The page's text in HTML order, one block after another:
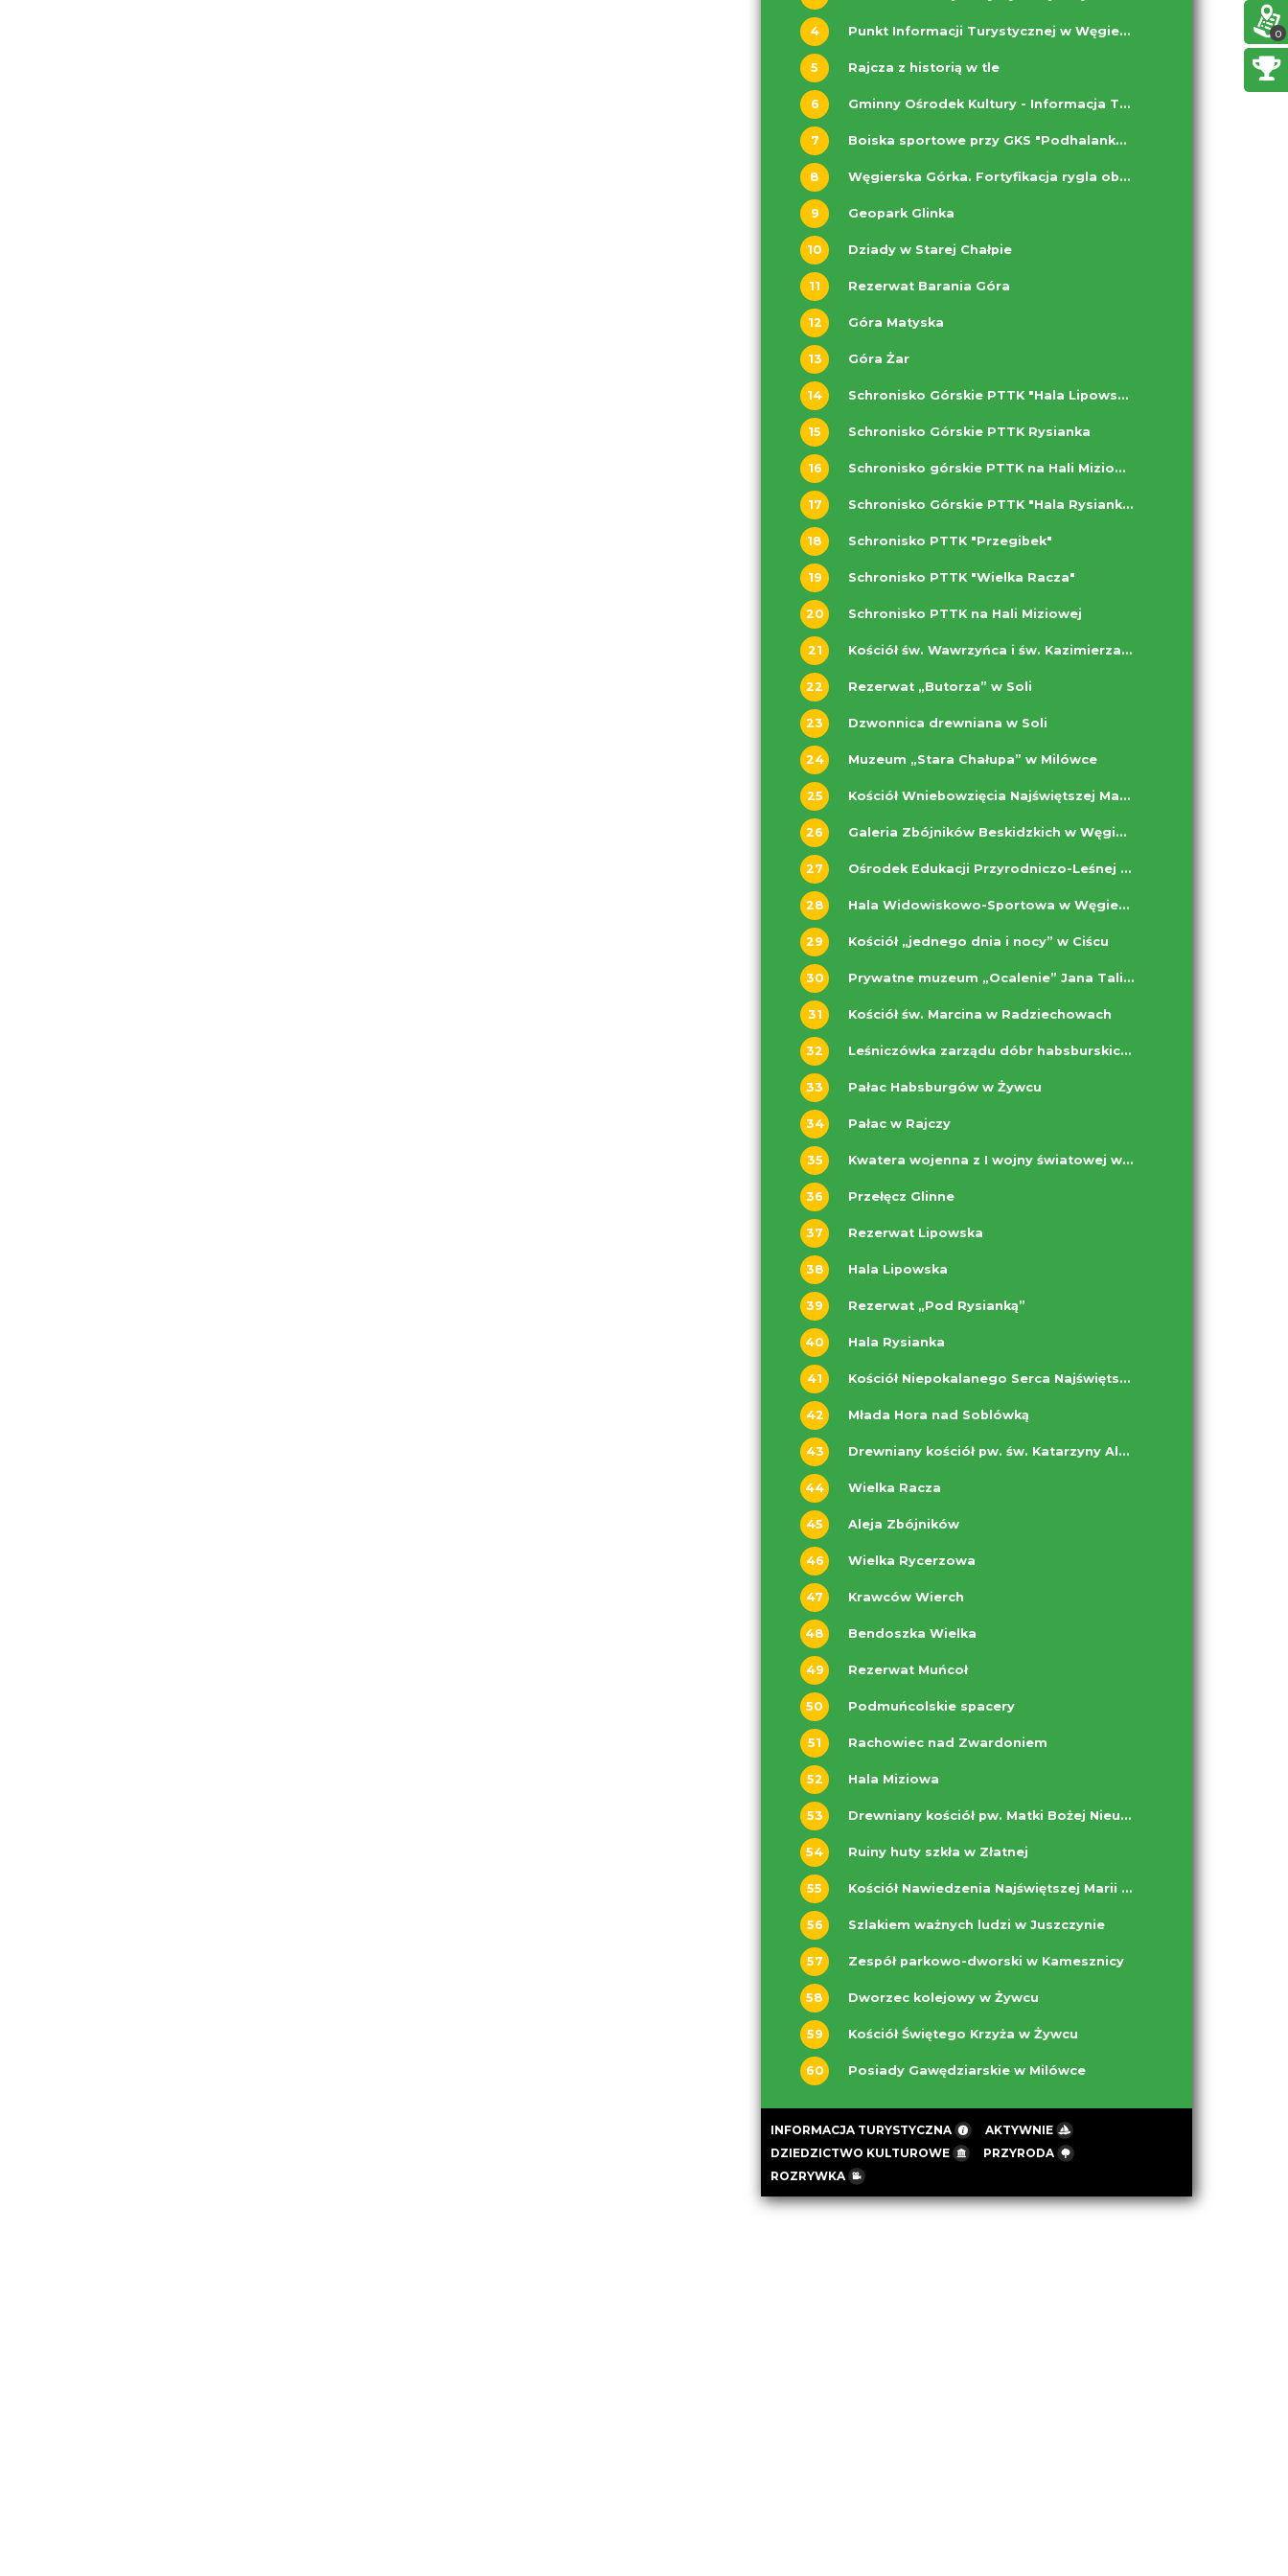
4 Punkt Informacji Turystycznej w Węgierskiej Górce
5 Rajcza z historią w tle
6 Gminny Ośrodek Kultury - Informacja Turystyczna w Milówce
7 Boiska sportowe przy GKS "Podhalanka" Milówka
8 Węgierska Górka. Fortyfikacja rygla obronnego „Węgierska Górka”, izba muzealna w Forcie „Wędrowiec”.
9 Geopark Glinka
10 Dziady w Starej Chałpie
11 Rezerwat Barania Góra
12 Góra Matyska
13 Góra Żar
14 Schronisko Górskie PTTK "Hala Lipowska"
15 Schronisko Górskie PTTK Rysianka
16 Schronisko górskie PTTK na Hali Miziowej
17 Schronisko Górskie PTTK "Hala Rysianka"
18 Schronisko PTTK "Przegibek"
19 Schronisko PTTK "Wielka Racza"
20 Schronisko PTTK na Hali Miziowej
21 Kościół św. Wawrzyńca i św. Kazimierza Królewicza w Rajczy
22 Rezerwat „Butorza” w Soli
23 Dzwonnica drewniana w Soli
24 Muzeum „Stara Chałupa” w Milówce
25 Kościół Wniebowzięcia Najświętszej Marii Panny w Milówce
26 Galeria Zbójników Beskidzkich w Węgierskiej Górce
27 Ośrodek Edukacji Przyrodniczo-Leśnej w Węgierskiej Górce
28 Hala Widowiskowo-Sportowa w Węgierskiej Górce
29 Kościół „jednego dnia i nocy” w Ciścu
30 Prywatne muzeum „Ocalenie” Jana Talika w Ciścu
31 Kościół św. Marcina w Radziechowach
32 Leśniczówka zarządu dóbr habsburskich w Złatnej
33 Pałac Habsburgów w Żywcu
34 Pałac w Rajczy
35 Kwatera wojenna z I wojny światowej w Rajczy
36 Przełęcz Glinne
37 Rezerwat Lipowska
38 Hala Lipowska
39 Rezerwat „Pod Rysianką”
40 Hala Rysianka
41 Kościół Niepokalanego Serca Najświętszej Marii Panny w Soblówce
42 Młada Hora nad Soblówką
43 Drewniany kościół pw. św. Katarzyny Aleksandryjskiej w Cięcinie
44 Wielka Racza
45 Aleja Zbójników
46 Wielka Rycerzowa
47 Krawców Wierch
48 Bendoszka Wielka
49 Rezerwat Muńcoł
50 Podmuńcolskie spacery
51 Rachowiec nad Zwardoniem
52 Hala Miziowa
53 Drewniany kościół pw. Matki Bożej Nieustającej Pomocy w Lalikach Pochodzitej
54 Ruiny huty szkła w Złatnej
55 Kościół Nawiedzenia Najświętszej Marii Panny w Juszczynie
56 Szlakiem ważnych ludzi w Juszczynie
57 Zespół parkowo-dworski w Kamesznicy
58 Dworzec kolejowy w Żywcu
59 Kościół Świętego Krzyża w Żywcu
60 Posiady Gawędziarskie w Milówce
INFORMACJA TURYSTYCZNA
AKTYWNIE
DZIEDZICTWO KULTUROWE
PRZYRODA
ROZRYWKA
0